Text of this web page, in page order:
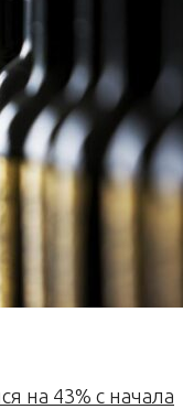
на 43% с начала